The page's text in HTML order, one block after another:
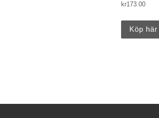
kr173.00
Köp här